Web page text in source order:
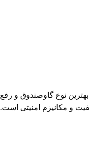
نوع گاوصندوق و رفع